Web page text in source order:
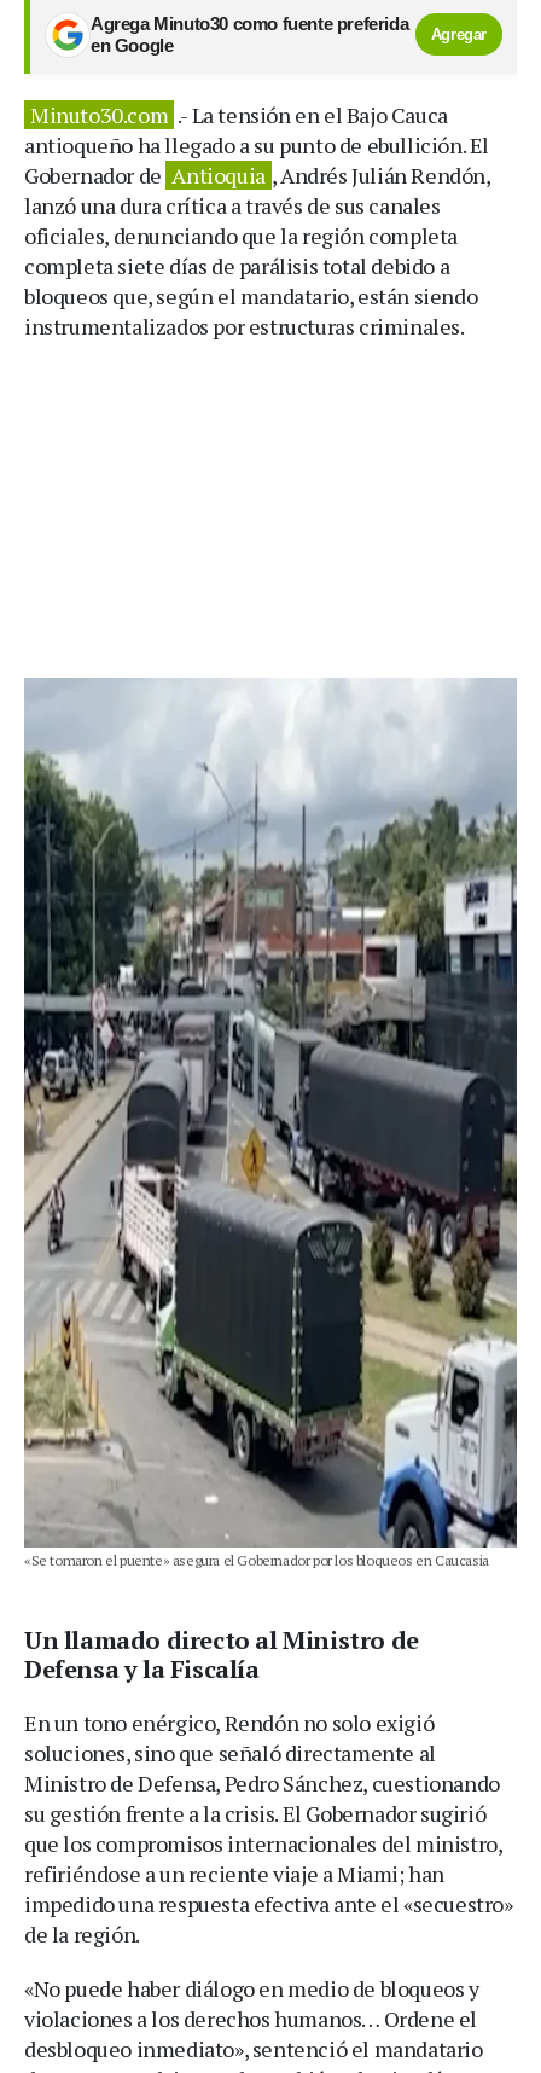
Agrega Minuto30 como fuente preferida
en Google
Agregar
Minuto30.com .- La tensión en el Bajo Cauca
antioqueño ha llegado a su punto de ebullición. El
Gobernador de Antioquia , Andrés Julián Rendón,
lanzó una dura crítica a través de sus canales
oficiales, denunciando que la región completa
completa siete días de parálisis total debido a
bloqueos que, según el mandatario, están siendo
instrumentalizados por estructuras criminales.
«Se tomaron el puente» asegura el Gobernador por los bloqueos en Caucasia
Un llamado directo al Ministro de
Defensa y la Fiscalía
En un tono enérgico, Rendón no solo exigió
soluciones, sino que señaló directamente al
Ministro de Defensa, Pedro Sánchez, cuestionando
su gestión frente a la crisis. El Gobernador sugirió
que los compromisos internacionales del ministro,
refiriéndose a un reciente viaje a Miami; han
impedido una respuesta efectiva ante el «secuestro»
de la región.
«No puede haber diálogo en medio de bloqueos y
violaciones a los derechos humanos… Ordene el
desbloqueo inmediato», sentenció el mandatario